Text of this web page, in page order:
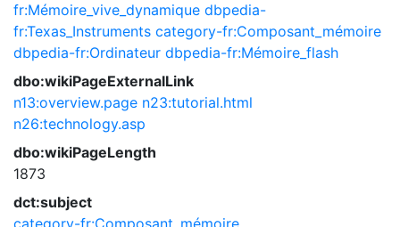
fr:Mémoire_vive_dynamique dbpedia-
fr:Texas_Instruments category-fr:Composant_mémoire
dbpedia-fr:Ordinateur dbpedia-fr:Mémoire_flash
dbo:wikiPageExternalLink
n13:overview.page n23:tutorial.html
n26:technology.asp
dbo:wikiPageLength
1873
dct:subject
category-fr:Composant_mémoire